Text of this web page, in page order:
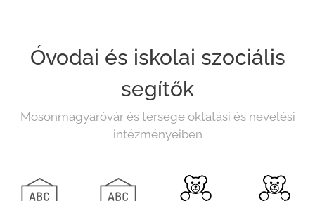
Óvodai és iskolai szociális
segítők
Mosonmagyaróvár és térsége oktatási és nevelési
intézményeiben